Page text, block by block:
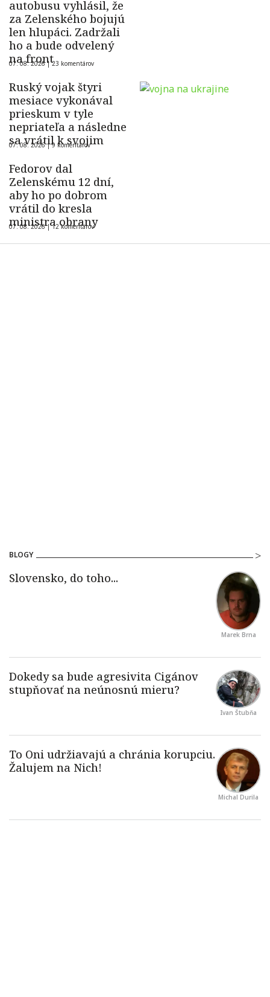
autobusu vyhlásil, že
za Zelenského bojujú
len hlupáci. Zadržali
ho a bude odvelený
na front
07. 08. 2026 |23 komentárov
Ruský vojak štyri
mesiace vykonával
prieskum v tyle
nepriateľa a následne
sa vrátil k svojim
07. 08. 2026 |9 komentárov
Fedorov dal
Zelenskému 12 dní,
aby ho po dobrom
vrátil do kresla
ministra obrany
07. 08. 2026 |12 komentárov
BLOGY
Marek Brna
Ivan Štubňa
Michal Durila